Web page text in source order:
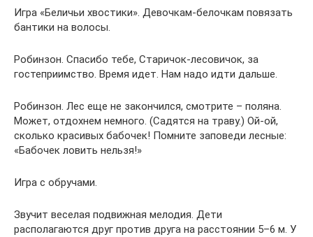
Игра «Беличьи хвостики». Девочкам-белочкам повязать
бантики на волосы.
Робинзон. Спасибо тебе, Старичок-лесовичок, за
гостеприимство. Время идет. Нам надо идти дальше.
Робинзон. Лес еще не закончился, смотрите – поляна.
Может, отдохнем немного. (Садятся на траву.) Ой-ой,
сколько красивых бабочек! Помните заповеди лесные:
«Бабочек ловить нельзя!»
Игра с обручами.
Звучит веселая подвижная мелодия. Дети
располагаются друг против друга на расстоянии 5–6 м. У